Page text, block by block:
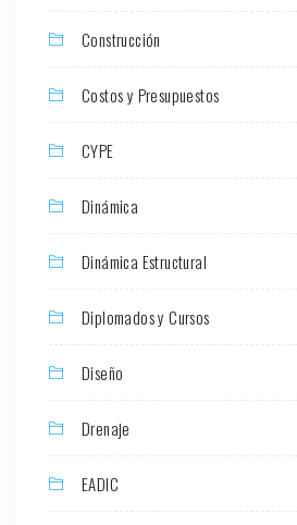
Construcción
Costos y Presupuestos
CYPE
Dinámica
Dinámica Estructural
Diplomados y Cursos
Diseño
Drenaje
EADIC